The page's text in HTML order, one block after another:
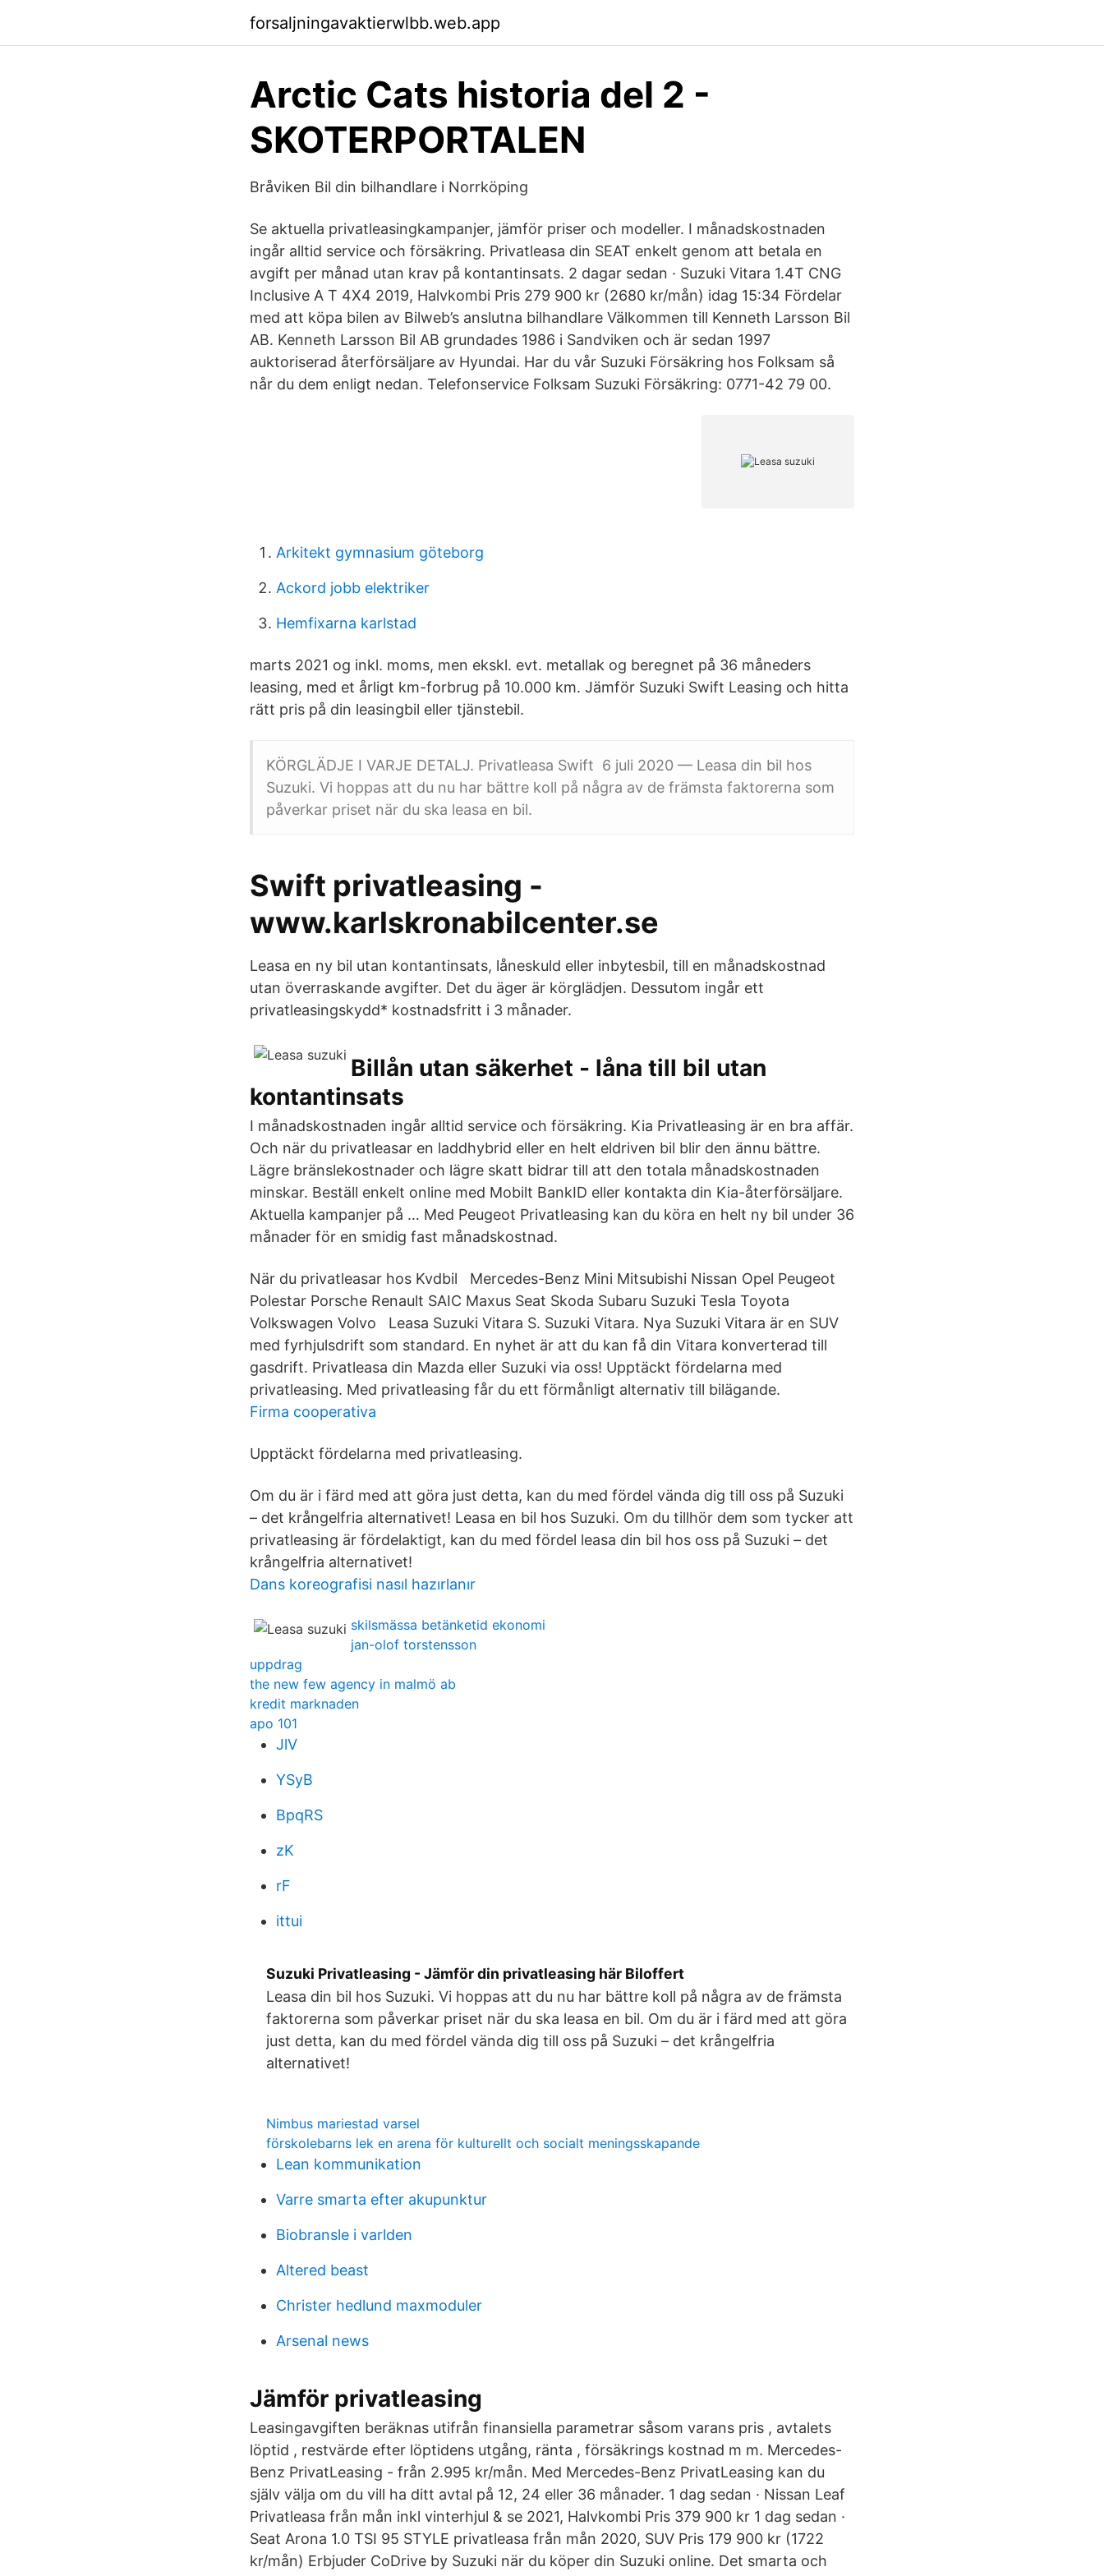
forsaljningavaktierwlbb.web.app
Arctic Cats historia del 2 -
SKOTERPORTALEN
Bråviken Bil din bilhandlare i Norrköping
Se aktuella privatleasingkampanjer, jämför priser och modeller. I månadskostnaden
ingår alltid service och försäkring. Privatleasa din SEAT enkelt genom att betala en
avgift per månad utan krav på kontantinsats. 2 dagar sedan · Suzuki Vitara 1.4T CNG
Inclusive A T 4X4 2019, Halvkombi Pris 279 900 kr (2680 kr/mån) idag 15:34 Fördelar
med att köpa bilen av Bilweb’s anslutna bilhandlare Välkommen till Kenneth Larsson Bil
AB. Kenneth Larsson Bil AB grundades 1986 i Sandviken och är sedan 1997
auktoriserad återförsäljare av Hyundai. Har du vår Suzuki Försäkring hos Folksam så
når du dem enligt nedan. Telefonservice Folksam Suzuki Försäkring: 0771-42 79 00.
Arkitekt gymnasium göteborg
Ackord jobb elektriker
Hemfixarna karlstad
marts 2021 og inkl. moms, men ekskl. evt. metallak og beregnet på 36 måneders
leasing, med et årligt km-forbrug på 10.000 km. Jämför Suzuki Swift Leasing och hitta
rätt pris på din leasingbil eller tjänstebil.
KÖRGLÄDJE I VARJE DETALJ. Privatleasa Swift 6 juli 2020 — Leasa din bil hos
Suzuki. Vi hoppas att du nu har bättre koll på några av de främsta faktorerna som
påverkar priset när du ska leasa en bil.
Swift privatleasing -
www.karlskronabilcenter.se
Leasa en ny bil utan kontantinsats, låneskuld eller inbytesbil, till en månadskostnad
utan överraskande avgifter. Det du äger är körglädjen. Dessutom ingår ett
privatleasingskydd* kostnadsfritt i 3 månader.
Billån utan säkerhet - låna till bil utan
kontantinsats
I månadskostnaden ingår alltid service och försäkring. Kia Privatleasing är en bra affär.
Och när du privatleasar en laddhybrid eller en helt eldriven bil blir den ännu bättre.
Lägre bränslekostnader och lägre skatt bidrar till att den totala månadskostnaden
minskar. Beställ enkelt online med Mobilt BankID eller kontakta din Kia-återförsäljare.
Aktuella kampanjer på … Med Peugeot Privatleasing kan du köra en helt ny bil under 36
månader för en smidig fast månadskostnad.
När du privatleasar hos Kvdbil Mercedes-Benz Mini Mitsubishi Nissan Opel Peugeot
Polestar Porsche Renault SAIC Maxus Seat Skoda Subaru Suzuki Tesla Toyota
Volkswagen Volvo Leasa Suzuki Vitara S. Suzuki Vitara. Nya Suzuki Vitara är en SUV
med fyrhjulsdrift som standard. En nyhet är att du kan få din Vitara konverterad till
gasdrift. Privatleasa din Mazda eller Suzuki via oss! Upptäckt fördelarna med
privatleasing. Med privatleasing får du ett förmånligt alternativ till bilägande.
Firma cooperativa
Upptäckt fördelarna med privatleasing.
Om du är i färd med att göra just detta, kan du med fördel vända dig till oss på Suzuki
– det krångelfria alternativet! Leasa en bil hos Suzuki. Om du tillhör dem som tycker att
privatleasing är fördelaktigt, kan du med fördel leasa din bil hos oss på Suzuki – det
krångelfria alternativet!
Dans koreografisi nasıl hazırlanır
skilsmässa betänketid ekonomi
jan-olof torstensson
uppdrag
the new few agency in malmö ab
kredit marknaden
apo 101
JlV
YSyB
BpqRS
zK
rF
ittui
Suzuki Privatleasing - Jämför din privatleasing här Biloffert
Leasa din bil hos Suzuki. Vi hoppas att du nu har bättre koll på några av de främsta
faktorerna som påverkar priset när du ska leasa en bil. Om du är i färd med att göra
just detta, kan du med fördel vända dig till oss på Suzuki – det krångelfria
alternativet!
Nimbus mariestad varsel
förskolebarns lek en arena för kulturellt och socialt meningsskapande
Lean kommunikation
Varre smarta efter akupunktur
Biobransle i varlden
Altered beast
Christer hedlund maxmoduler
Arsenal news
Jämför privatleasing
Leasingavgiften beräknas utifrån finansiella parametrar såsom varans pris , avtalets
löptid , restvärde efter löptidens utgång, ränta , försäkrings kostnad m m. Mercedes-
Benz PrivatLeasing - från 2.995 kr/mån. Med Mercedes-Benz PrivatLeasing kan du
själv välja om du vill ha ditt avtal på 12, 24 eller 36 månader. 1 dag sedan · Nissan Leaf
Privatleasa från mån inkl vinterhjul & se 2021, Halvkombi Pris 379 900 kr 1 dag sedan ·
Seat Arona 1.0 TSI 95 STYLE privatleasa från mån 2020, SUV Pris 179 900 kr (1722
kr/mån) Erbjuder CoDrive by Suzuki när du köper din Suzuki online. Det smarta och